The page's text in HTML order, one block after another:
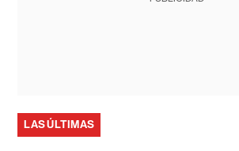
LAS ÚLTIMAS